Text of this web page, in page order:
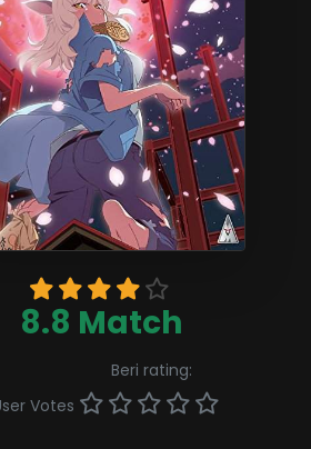
8.8 Match
Votes
Beri rating: